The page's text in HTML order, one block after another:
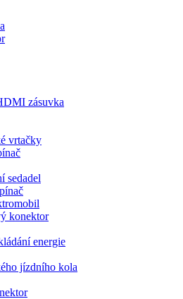
zásuvka
vrtačky
sedadel
konektor
energie
jízdního kola